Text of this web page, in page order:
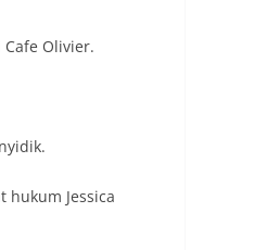
Olivier.
hukum Jessica